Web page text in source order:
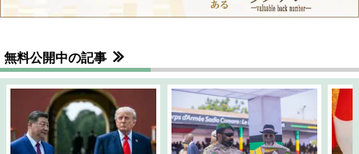
無料公開中の記事